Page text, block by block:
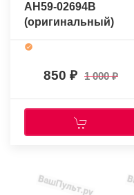
AH59-02694B
(оригинальный)
850 1 000